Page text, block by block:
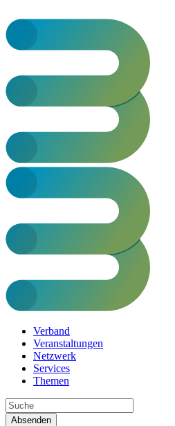
Verband
Veranstaltungen
Netzwerk
Services
Themen
Absenden